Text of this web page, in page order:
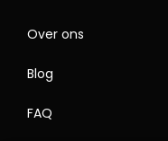
Over ons
Blog
FAQ